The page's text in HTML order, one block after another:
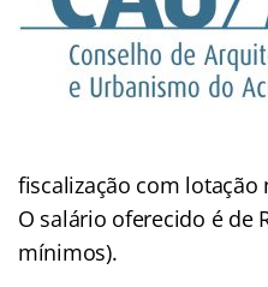
fiscalização com lotação
O salário oferecido é de
mínimos).